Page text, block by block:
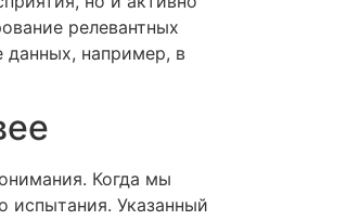
релевантных
данных, например, в
Когда мы
испытания. Указанный